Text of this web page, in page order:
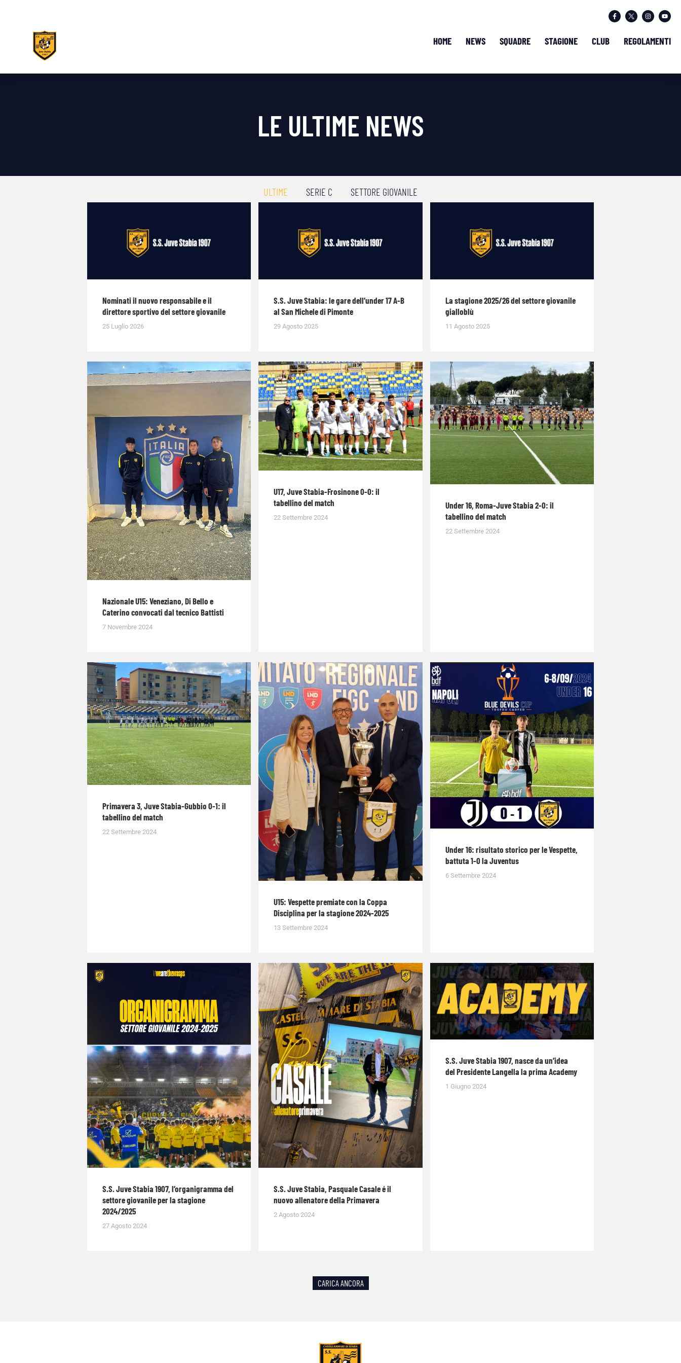
HOME NEWS SQUADRE STAGIONE CLUB REGOLAMENTI
LE ULTIME NEWS
ULTIME SERIE C SETTORE GIOVANILE
Nominati il nuovo responsabile e il
direttore sportivo del settore giovanile
25 Luglio 2026
S.S. Juve Stabia: le gare dell’under 17 A-B
al San Michele di Pimonte
29 Agosto 2025
La stagione 2025/26 del settore giovanile
gialloblù
11 Agosto 2025
Nazionale U15: Veneziano, Di Bello e
Caterino convocati dal tecnico Battisti
7 Novembre 2024
U17, Juve Stabia-Frosinone 0-0: il
tabellino del match
22 Settembre 2024
Under 16, Roma-Juve Stabia 2-0: il
tabellino del match
22 Settembre 2024
Primavera 3, Juve Stabia-Gubbio 0-1: il
tabellino del match
22 Settembre 2024
U15: Vespette premiate con la Coppa
Disciplina per la stagione 2024-2025
13 Settembre 2024
Under 16: risultato storico per le Vespette,
battuta 1-0 la Juventus
6 Settembre 2024
S.S. Juve Stabia 1907, l’organigramma del
settore giovanile per la stagione
2024/2025
27 Agosto 2024
S.S. Juve Stabia, Pasquale Casale é il
nuovo allenatore della Primavera
2 Agosto 2024
S.S. Juve Stabia 1907, nasce da un’idea
del Presidente Langella la prima Academy
1 Giugno 2024
CARICA ANCORA